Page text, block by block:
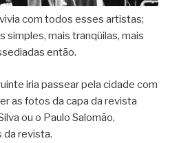
com todos esses artistas;
simples, mais tranqüilas, mais
então.
iria passear pela cidade com
as fotos da capa da revista
ou o Paulo Salomão,
revista.